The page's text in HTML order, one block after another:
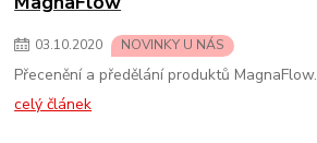
03.10.2020 NOVINKY U NÁS
Přecenění a předělání produktů MagnaFlow.
celý článek